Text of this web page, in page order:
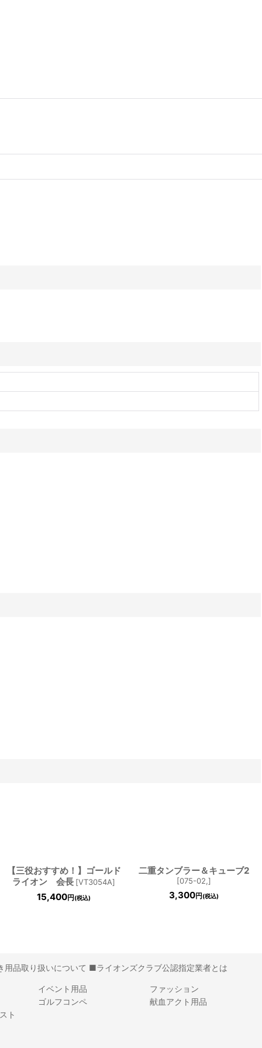
【三役おすすめ！】ゴールド
ライオン 会長 [VT3054A]
15,400円 (税込)
二重タンブラー＆キューブ2
[075-02,]
3,300円 (税込)
品取り扱いについて ■ライオンズクラブ公認指定業者とは
イベント用品
ファッション
ゴルフコンペ
献血アクト用品
ト